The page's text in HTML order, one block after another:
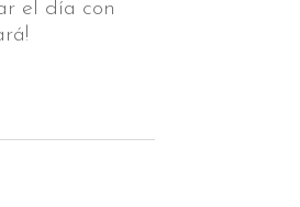
el día con